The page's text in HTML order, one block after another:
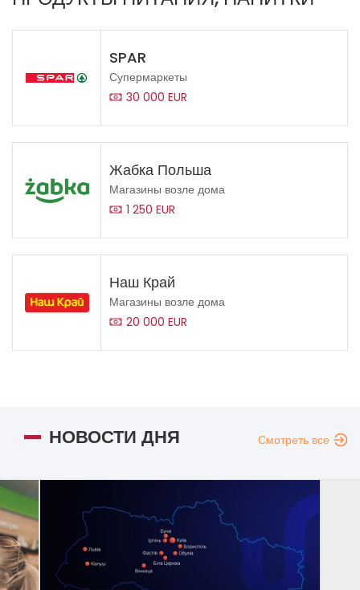
SPAR
Супермаркеты
30 000 EUR
Жабка Польша
Магазины возле дома
1 250 EUR
Наш Край
Магазины возле дома
20 000 EUR
НОВОСТИ ДНЯ Смотреть все